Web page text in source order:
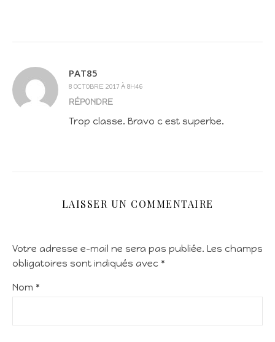
PAT85
8 OCTOBRE 2017 À 8H46
RÉPONDRE
Trop classe. Bravo c est superbe.
LAISSER UN COMMENTAIRE
Votre adresse e-mail ne sera pas publiée. Les champs
obligatoires sont indiqués avec *
Nom *